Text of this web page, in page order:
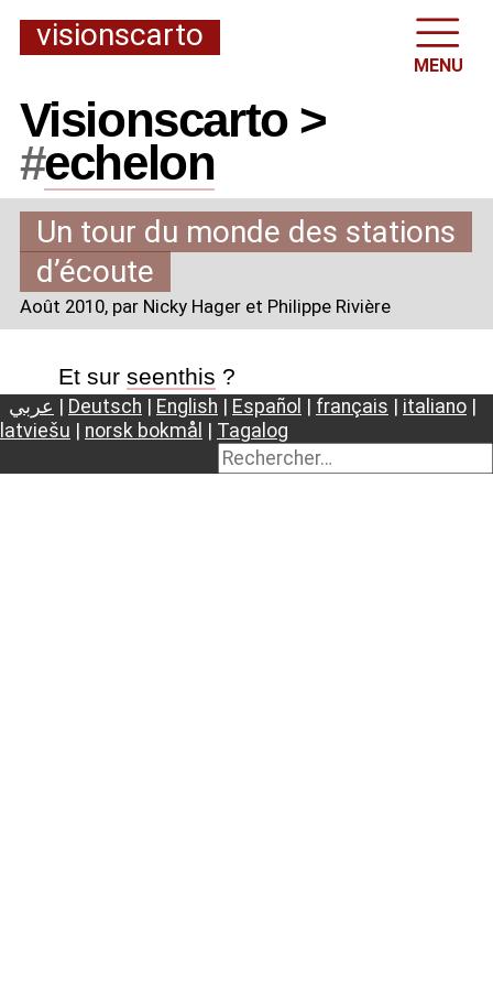
visionscarto
MENU
Visionscarto >
#echelon
Un tour du monde des stations
d’écoute
Août 2010, par Nicky Hager et Philippe Rivière
Et sur seenthis ?
عربي Deutsch English Español français italiano
latviešu
norsk bokmål Tagalog